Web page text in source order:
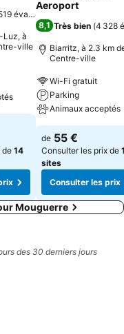
évaluations)
à
ville
de 14
Aeroport
8,1 Très bien (4 328
Biarritz, à 2.3 km
Centre-ville
Wi-Fi gratuit
Parking
Animaux acceptés
de 55 €
Consulter les prix de
sites
Consulter les prix
Mouguerre
des 30 derniers jours